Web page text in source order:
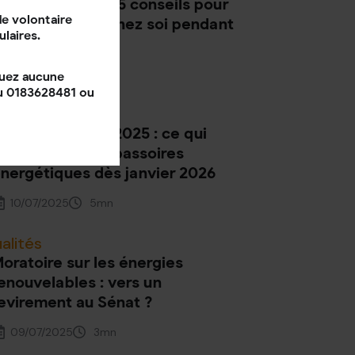
Isolation en été : 5 conseils pour
pas étouffer chez soi pendant
canicule
10/07/2025
Réforme du DPE 2025 : ce qui
change pour les passoires
dès janvier 2026
10/07/2025 5mn
sur les énergies
: vers un
au Sénat ?
09/07/2025 3mn
volontaire
aucune
ou